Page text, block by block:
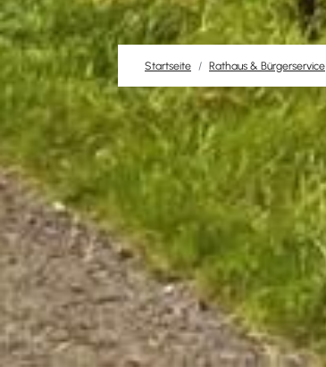
Startseite Rathaus & Bürgerservice